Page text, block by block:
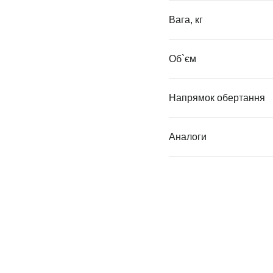
Вага, кг
Об`єм
Напрямок обертання
Аналоги